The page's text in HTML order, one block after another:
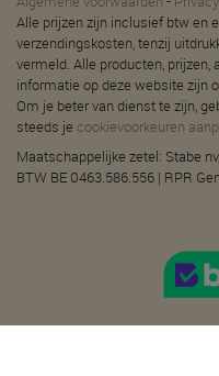
Alle prijzen zijn inclusief btw en
verzendingskosten, tenzij
vermeld. Alle producten, prijzen,
informatie op deze website zijn
Om je beter van dienst te zijn,
steeds je cookievoorkeuren
Maatschappelijke zetel: Stabe
BTW BE 0463.586.556 | RPR